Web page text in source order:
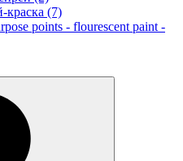
краска (7)
points - flourescent paint -